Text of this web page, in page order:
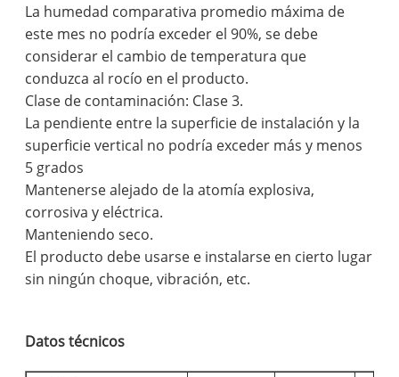
La humedad comparativa promedio máxima de
este mes no podría exceder el 90%, se debe
considerar el cambio de temperatura que
conduzca al rocío en el producto.
Clase de contaminación: Clase 3.
La pendiente entre la superficie de instalación y la
superficie vertical no podría exceder más y menos
5 grados
Mantenerse alejado de la atomía explosiva,
corrosiva y eléctrica.
Manteniendo seco.
El producto debe usarse e instalarse en cierto lugar
sin ningún choque, vibración, etc.
Datos técnicos